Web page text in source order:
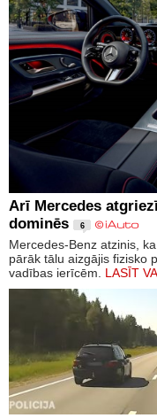
Arī Mercedes
dominēs
6
Mercedes-Benz atzinis,
pārāk tālu aizgājis fizisko
vadības ierīcēm. LASĪT